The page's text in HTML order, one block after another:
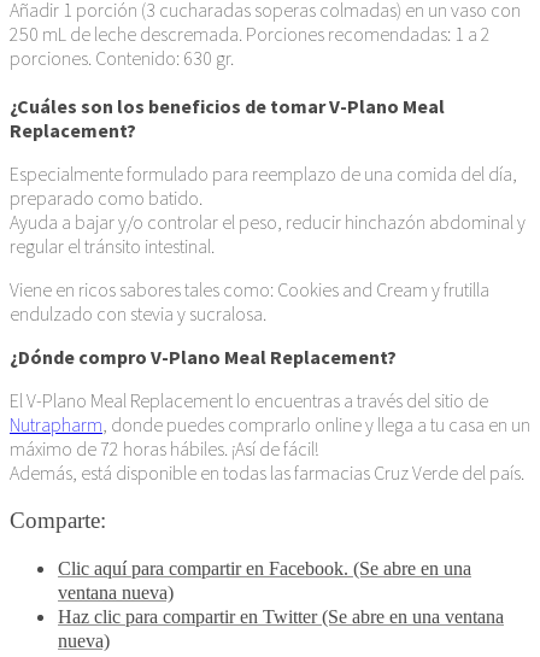
Añadir 1 porción (3 cucharadas soperas colmadas) en un vaso con
250 mL de leche descremada. Porciones recomendadas: 1 a 2
porciones. Contenido: 630 gr.
¿Cuáles son los beneficios de tomar V-Plano Meal
Replacement?
Especialmente formulado para reemplazo de una comida del día,
preparado como batido.
Ayuda a bajar y/o controlar el peso, reducir hinchazón abdominal y
regular el tránsito intestinal.
Viene en ricos sabores tales como: Cookies and Cream y frutilla
endulzado con stevia y sucralosa.
¿Dónde compro V-Plano Meal Replacement?
El V-Plano Meal Replacement lo encuentras a través del sitio de
Nutrapharm , donde puedes comprarlo online y llega a tu casa en un
máximo de 72 horas hábiles. ¡Así de fácil!
Además, está disponible en todas las farmacias Cruz Verde del país.
Comparte:
Clic aquí para compartir en Facebook. (Se abre en una
ventana nueva)
Haz clic para compartir en Twitter (Se abre en una ventana
nueva)